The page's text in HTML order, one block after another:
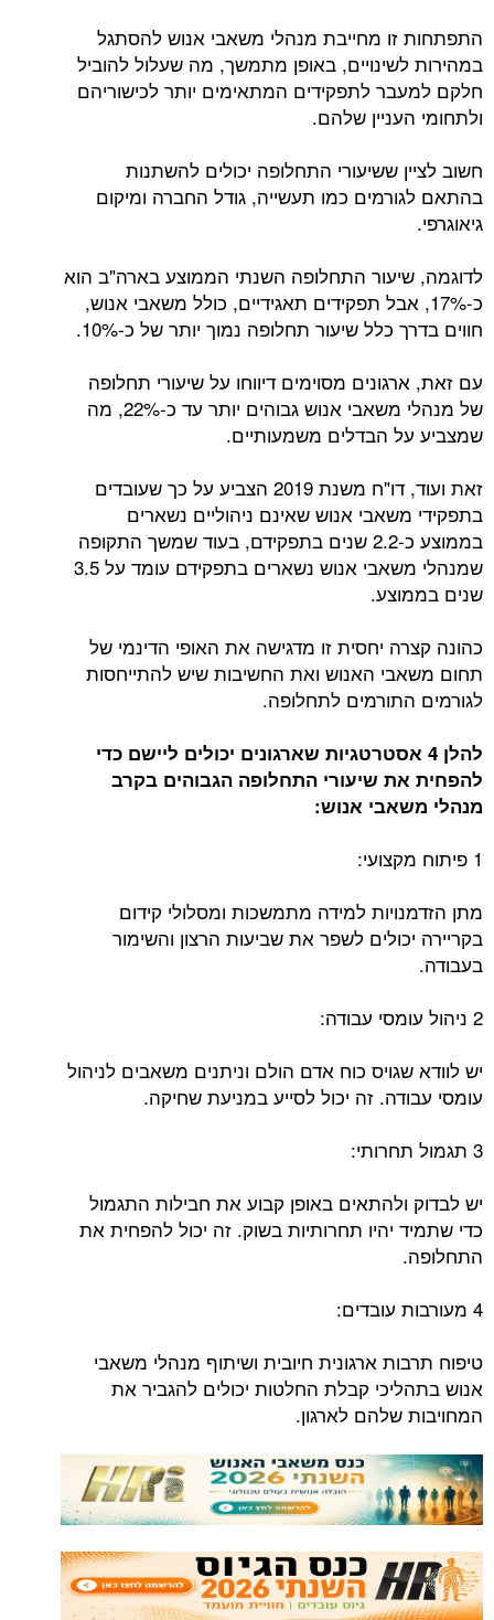
התפתחות זו מחייבת מנהלי משאבי אנוש להסתגל
במהירות לשינויים, באופן מתמשך, מה שעלול להוביל
חלקם למעבר לתפקידים המתאימים יותר לכישוריהם
ולתחומי העניין שלהם.
חשוב לציין ששיעורי התחלופה יכולים להשתנות
בהתאם לגורמים כמו תעשייה, גודל החברה ומיקום
גיאוגרפי.
לדוגמה, שיעור התחלופה השנתי הממוצע בארה"ב הוא
כ-17%, אבל תפקידים תאגידיים, כולל משאבי אנוש,
חווים בדרך כלל שיעור תחלופה נמוך יותר של כ-10%.
עם זאת, ארגונים מסוימים דיווחו על שיעורי תחלופה
של מנהלי משאבי אנוש גבוהים יותר עד כ-22%, מה
שמצביע על הבדלים משמעותיים.
זאת ועוד, דו"ח משנת 2019 הצביע על כך שעובדים
בתפקידי משאבי אנוש שאינם ניהוליים נשארים
בממוצע כ-2.2 שנים בתפקידם, בעוד שמשך התקופה
שמנהלי משאבי אנוש נשארים בתפקידם עומד על 3.5
שנים בממוצע.
כהונה קצרה יחסית זו מדגישה את האופי הדינמי של
תחום משאבי האנוש ואת החשיבות שיש להתייחסות
לגורמים התורמים לתחלופה.
להלן 4 אסטרטגיות שארגונים יכולים ליישם כדי
להפחית את שיעורי התחלופה הגבוהים בקרב
מנהלי משאבי אנוש:
1 פיתוח מקצועי:
מתן הזדמנויות למידה מתמשכות ומסלולי קידום
בקריירה יכולים לשפר את שביעות הרצון והשימור
בעבודה.
2 ניהול עומסי עבודה:
יש לוודא שגויס כוח אדם הולם וניתנים משאבים לניהול
עומסי עבודה. זה יכול לסייע במניעת שחיקה.
3 תגמול תחרותי:
יש לבדוק ולהתאים באופן קבוע את חבילות התגמול
כדי שתמיד יהיו תחרותיות בשוק. זה יכול להפחית את
התחלופה.
4 מעורבות עובדים:
טיפוח תרבות ארגונית חיובית ושיתוף מנהלי משאבי
אנוש בתהליכי קבלת החלטות יכולים להגביר את
המחויבות שלהם לארגון.